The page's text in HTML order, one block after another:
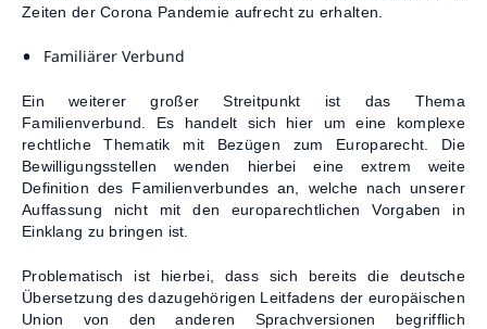
Zeiten der Corona Pandemie aufrecht zu erhalten.
Familiärer Verbund
Ein weiterer großer Streitpunkt ist das Thema
Familienverbund. Es handelt sich hier um eine komplexe
rechtliche Thematik mit Bezügen zum Europarecht. Die
Bewilligungsstellen wenden hierbei eine extrem weite
Definition des Familienverbundes an, welche nach unserer
Auffassung nicht mit den europarechtlichen Vorgaben in
Einklang zu bringen ist.
Problematisch ist hierbei, dass sich bereits die deutsche
Übersetzung des dazugehörigen Leitfadens der europäischen
Union von den anderen Sprachversionen begrifflich